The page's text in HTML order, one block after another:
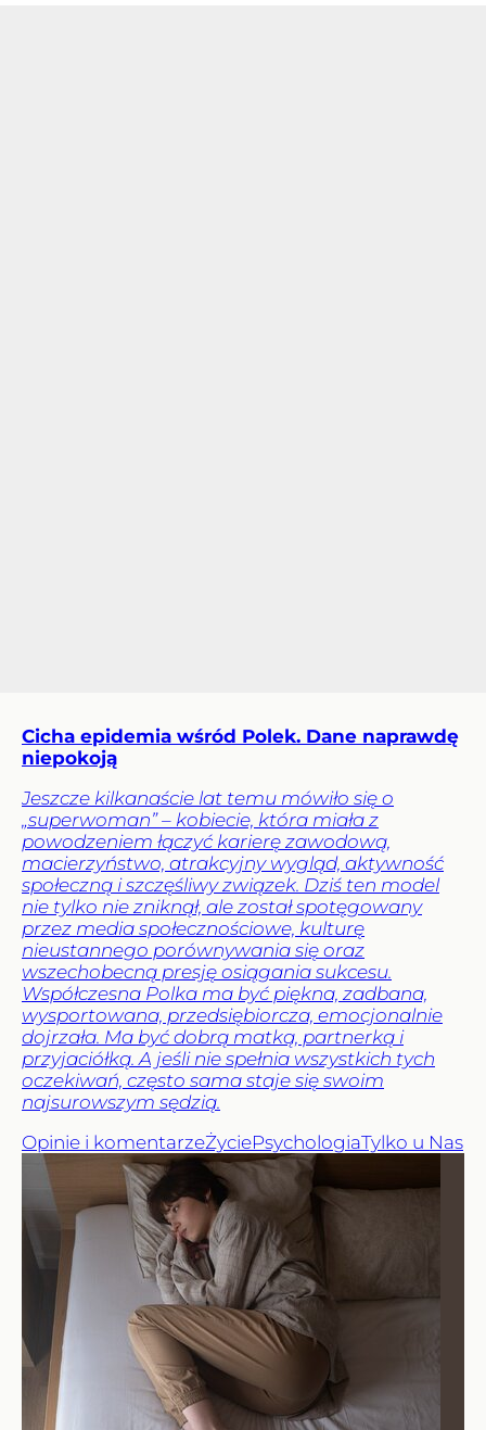
Cicha epidemia wśród Polek. Dane naprawdę
niepokoją
Jeszcze kilkanaście lat temu mówiło się o
„superwoman” – kobiecie, która miała z
powodzeniem łączyć karierę zawodową,
macierzyństwo, atrakcyjny wygląd, aktywność
społeczną i szczęśliwy związek. Dziś ten model
nie tylko nie zniknął, ale został spotęgowany
przez media społecznościowe, kulturę
nieustannego porównywania się oraz
wszechobecną presję osiągania sukcesu.
Współczesna Polka ma być piękna, zadbana,
wysportowana, przedsiębiorcza, emocjonalnie
dojrzała. Ma być dobrą matką, partnerką i
przyjaciółką. A jeśli nie spełnia wszystkich tych
oczekiwań, często sama staje się swoim
najsurowszym sędzią.
Opinie i komentarzeŻyciePsychologiaTylko u Nas